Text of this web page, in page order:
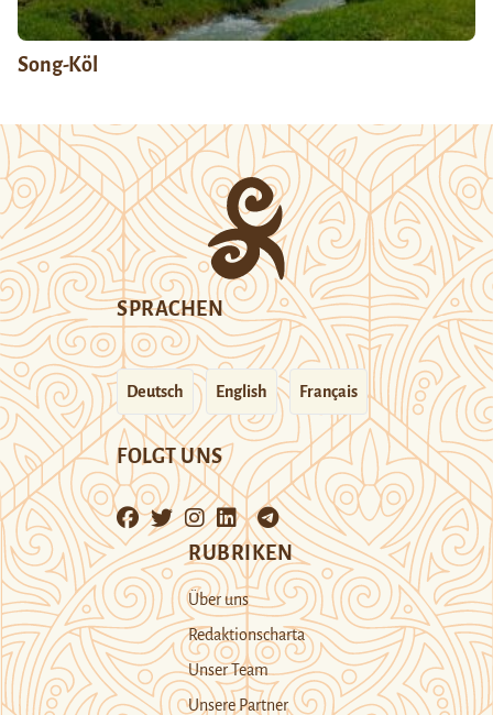
Song-Köl
SPRACHEN
Deutsch English Français
FOLGT UNS
RUBRIKEN
Über uns
Redaktionscharta
Unser Team
Unsere Partner